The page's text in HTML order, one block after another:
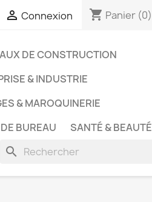
 Connexion shopping_cart Panier (0)
DE CONSTRUCTION
& INDUSTRIE
& MAROQUINERIE
BUREAU SANTÉ & BEAUTÉ
search